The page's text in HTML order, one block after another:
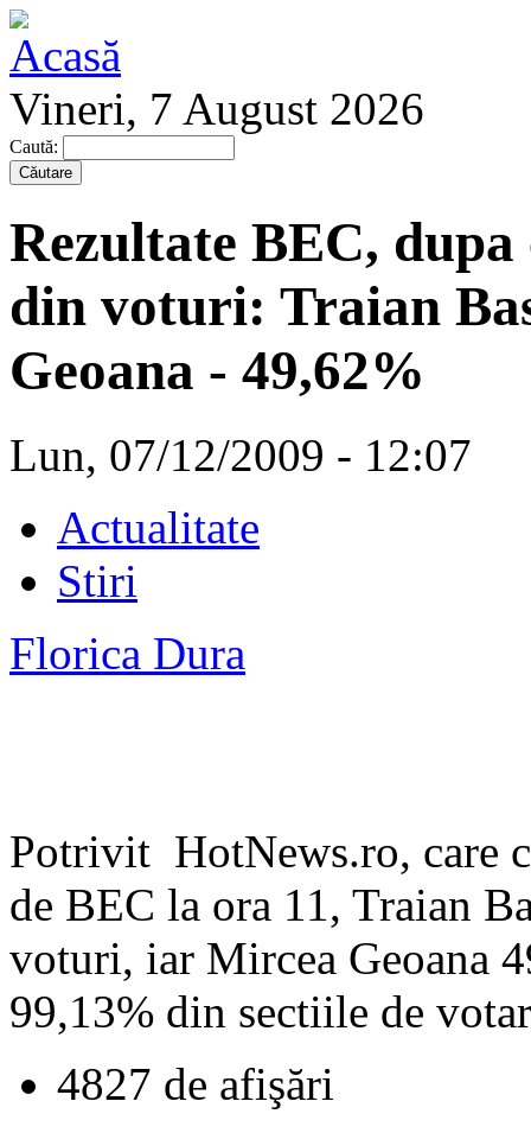
Vineri, 7 August 2026
Caută:
Rezultate BEC,
din voturi: Traian
Geoana - 49,62%
Lun, 07/12/2009 - 12:07
Actualitate
Stiri
Florica Dura
Potrivit HotNews.ro, care
de BEC la ora 11, Traian
voturi, iar Mircea Geoana
99,13% din sectiile de
4827 de afişări